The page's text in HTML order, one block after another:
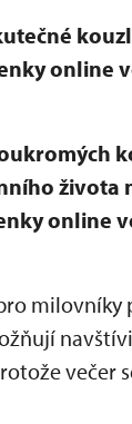
online
života
online
milovníky
večer